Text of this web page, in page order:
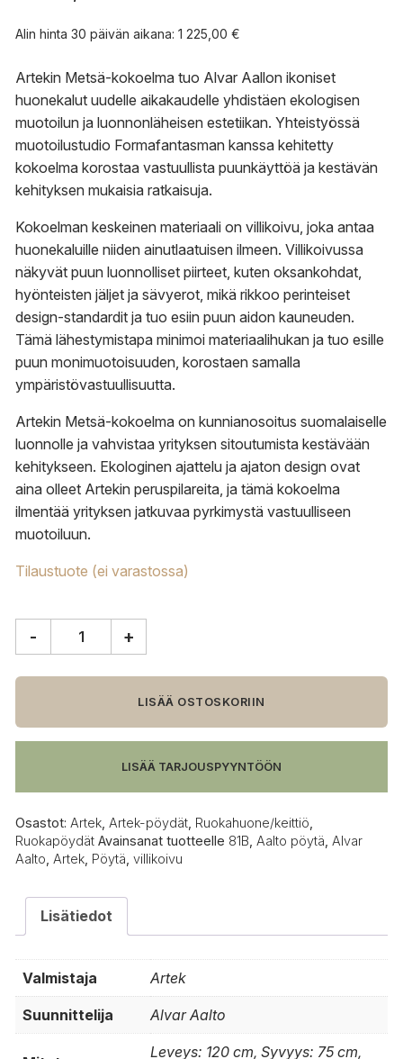
Alin hinta 30 päivän aikana: 1 225,00 €
Artekin Metsä-kokoelma tuo Alvar Aallon ikoniset
huonekalut uudelle aikakaudelle yhdistäen ekologisen
muotoilun ja luonnonläheisen estetiikan. Yhteistyössä
muotoilustudio Formafantasman kanssa kehitetty
kokoelma korostaa vastuullista puunkäyttöä ja kestävän
kehityksen mukaisia ratkaisuja.
Kokoelman keskeinen materiaali on villikoivu, joka antaa
huonekaluille niiden ainutlaatuisen ilmeen. Villikoivussa
näkyvät puun luonnolliset piirteet, kuten oksankohdat,
hyönteisten jäljet ja sävyerot, mikä rikkoo perinteiset
design-standardit ja tuo esiin puun aidon kauneuden.
Tämä lähestymistapa minimoi materiaalihukan ja tuo esille
puun monimuotoisuuden, korostaen samalla
ympäristövastuullisuutta.
Artekin Metsä-kokoelma on kunnianosoitus suomalaiselle
luonnolle ja vahvistaa yrityksen sitoutumista kestävään
kehitykseen. Ekologinen ajattelu ja ajaton design ovat
aina olleet Artekin peruspilareita, ja tämä kokoelma
ilmentää yrityksen jatkuvaa pyrkimystä vastuulliseen
muotoiluun.
Tilaustuote (ei varastossa)
pöytä,
määrä
- +
LISÄÄ OSTOSKORIIN
LISÄÄ TARJOUSPYYNTÖÖN
Osastot: Artek Artek-pöydät Ruokahuone/keittiö
Ruokapöydät Avainsanat tuotteelle 81B Aalto pöytä Alvar
Aalto Artek Pöytä villikoivu
Lisätiedot
Valmistaja Artek
Suunnittelija Alvar Aalto
Leveys: 120 cm, Syvyys: 75 cm,